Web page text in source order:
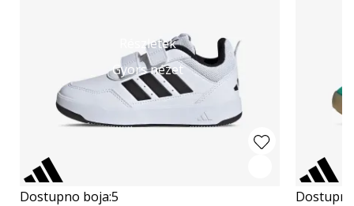
Részletek
Gyors nézet
Dostupno boja:5